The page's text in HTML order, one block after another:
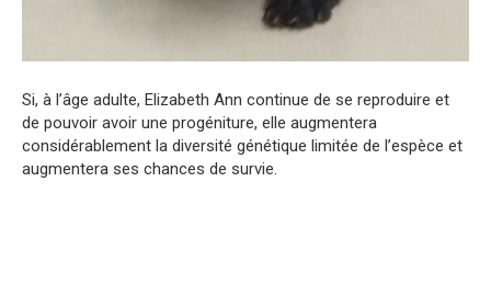
Si, à l’âge adulte, Elizabeth Ann continue de se reproduire et
de pouvoir avoir une progéniture, elle augmentera
considérablement la diversité génétique limitée de l’espèce et
augmentera ses chances de survie.